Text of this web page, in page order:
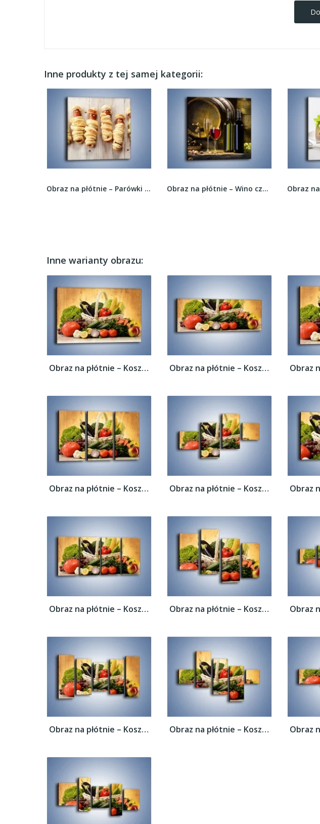
Inne produkty z tej samej kategorii:
Obraz na płótnie – Parówki pod kołderką –... Obraz na płótnie – Wino czerwone czy białe –...
Inne warianty obrazu:
Obraz na płótnie – Kosz pełen warzywnych... Obraz na płótnie – Kosz pełen warzywnych...
Obraz na płótnie – Kosz pełen warzywnych... Obraz na płótnie – Kosz pełen warzywnych...
Obraz na płótnie – Kosz pełen warzywnych... Obraz na płótnie – Kosz pełen warzywnych...
Obraz na płótnie – Kosz pełen warzywnych... Obraz na płótnie – Kosz pełen warzywnych...